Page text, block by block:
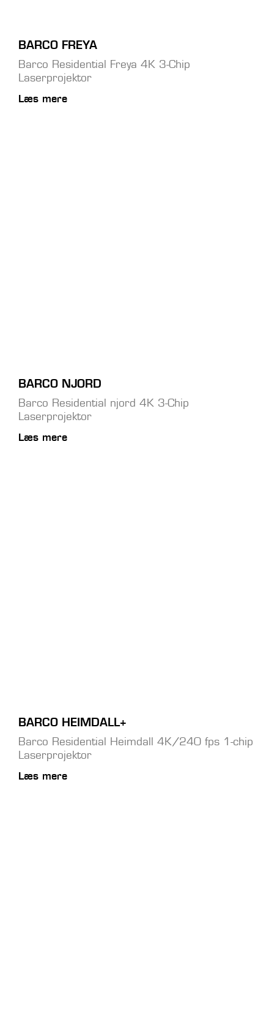
BARCO FREYA
Barco Residential Freya 4K 3-Chip
Laserprojektor
Læs mere
BARCO NJORD
Barco Residential njord 4K 3-Chip
Laserprojektor
Læs mere
BARCO HEIMDALL+
Barco Residential Heimdall 4K/240 fps 1-chip
Laserprojektor
Læs mere